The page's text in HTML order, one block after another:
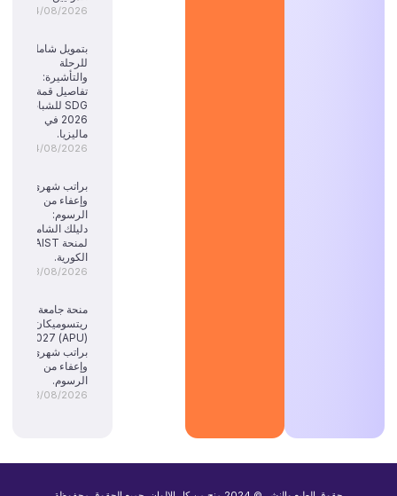
04/08/2026
بتمويل شامل
للرحلة
والتأشيرة:
تفاصيل قمة
SDG للشباب
2026 في
ماليزيا.
04/08/2026
براتب شهري
وإعفاء من
الرسوم:
دليلك الشامل
لمنحة KAIST
الكورية.
03/08/2026
منحة جامعة
ريتسوميكان
(APU) 2027:
براتب شهري
وإعفاء من
الرسوم.
03/08/2026